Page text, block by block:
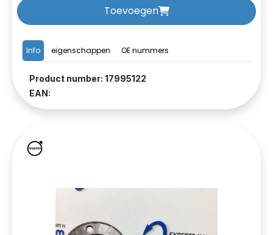
Info eigenschappen OE nummers
Product number: 17995122
EAN:
Toevoegen